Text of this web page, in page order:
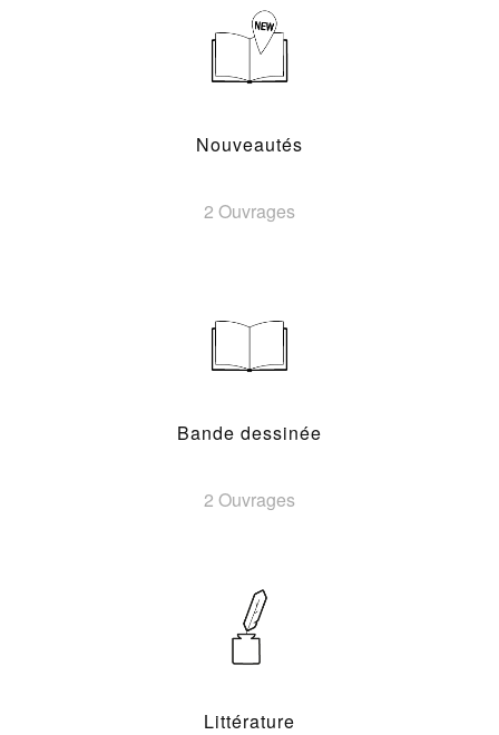
Nouveautés
2 Ouvrages
Bande dessinée
2 Ouvrages
Littérature